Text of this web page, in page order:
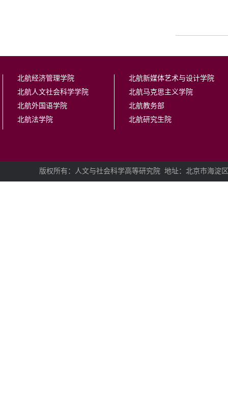
北航经济管理学院
北航人文社会科学学院
北航外国语学院
北航法学院
北航新媒体艺术与设计学院
北航马克思主义学院
北航教务部
北航研究生院
版权所有：人文与社会科学高等研究院 地址：北京市海淀